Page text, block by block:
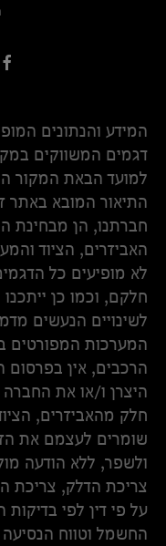
המידע והנתונים
דגמים המשווקים
למועד הבאת המקור
התיאור המובא באתר
חברתנו, הן מבחינת
האביזרים, הציוד
לא מופיעים כל
חלקם, וכמו כן
לשינויים הנעשים
המערכות המפורטים
הרכבים, אין בפרסום
היצרן ו/או את
חלק מהאביזרים,
שומרים לעצמם את
ולשפר, ללא הודעה
צריכת הדלק, צריכת
על פי דין לפי
החשמל וטווח